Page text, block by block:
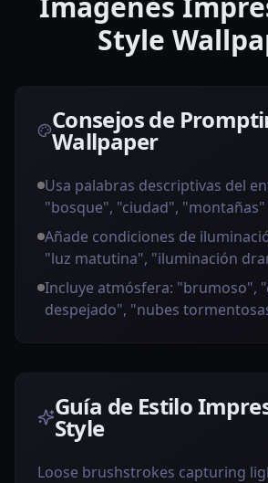
Style
Consejos de
Wallpaper
Usa palabras descriptivas del
"bosque", "ciudad", "montañas"
Añade condiciones de
"luz matutina", "iluminación
Incluye atmósfera: "brumoso",
despejado", "nubes
Guía de Estilo
Style
Loose brushstrokes capturing